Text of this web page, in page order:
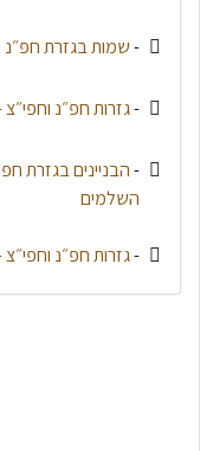
-שמות בגזרת חפ״נ
-גזרות חפ״נ
-הבניינים בגזרת
השלמים
-גזרות חפ״נ